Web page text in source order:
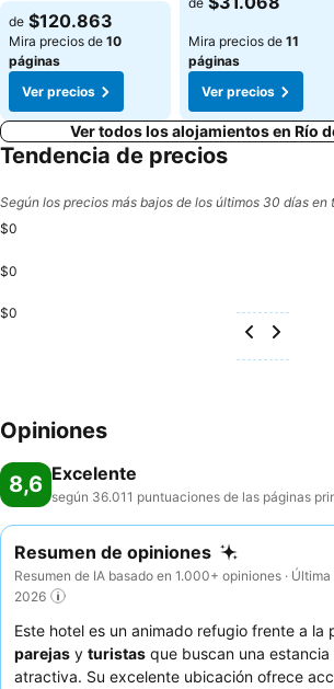
Ver precios
de $120.863
Mira precios de 10
páginas
Ver precios
Mira precios de 11
páginas
Ver precios
Ver todos los alojamientos en Río
Tendencia de precios
Según los precios más bajos de los últimos 30 días en
$0
$0
$0
Opiniones
8,6 Excelente
según 36.011 puntuaciones de las páginas
Resumen de opiniones
Resumen de IA basado en 1.000+ opiniones ·
2026
Este hotel es un animado refugio frente a la
parejas y turistas que buscan una
atractiva. Su excelente ubicación ofrece